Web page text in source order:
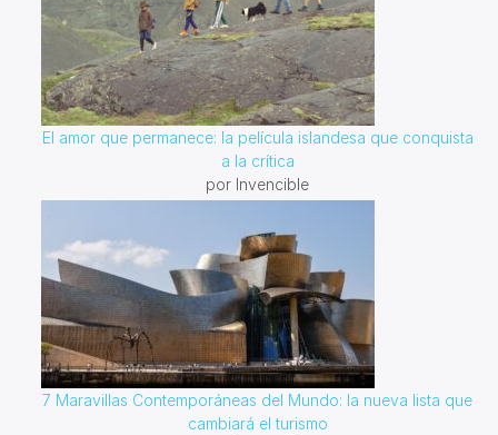
El amor que permanece: la película islandesa que conquista
a la crítica
por Invencible
7 Maravillas Contemporáneas del Mundo: la nueva lista que
cambiará el turismo